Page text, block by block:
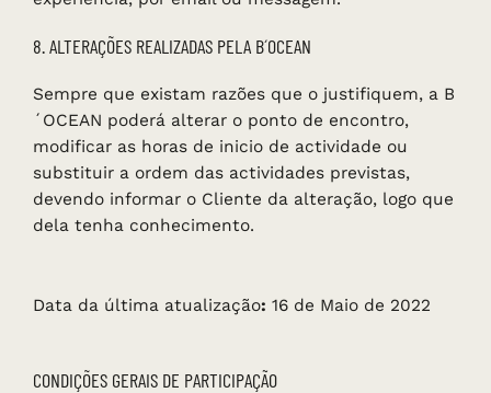
8. ALTERAÇÕES REALIZADAS PELA B´OCEAN
Sempre que existam razões que o justifiquem, a B
´OCEAN poderá alterar o ponto de encontro,
modificar as horas de inicio de actividade ou
substituir a ordem das actividades previstas,
devendo informar o Cliente da alteração, logo que
dela tenha conhecimento.
Data da última atualização: 16 de Maio de 2022
CONDIÇÕES GERAIS DE PARTICIPAÇÃO